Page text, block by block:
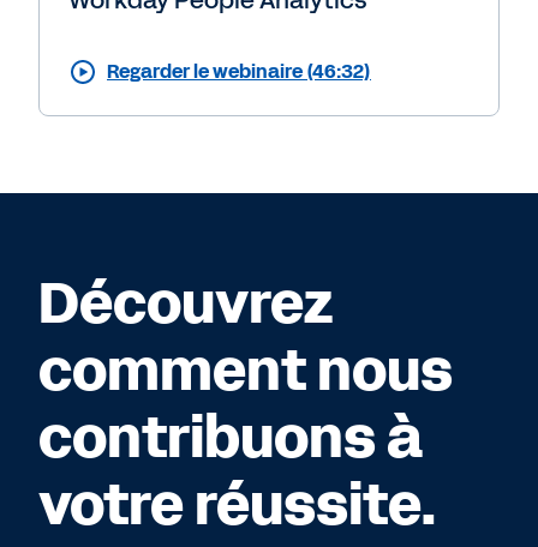
Regarder le webinaire (46:32)
Découvrez
comment nous
contribuons à
votre réussite.